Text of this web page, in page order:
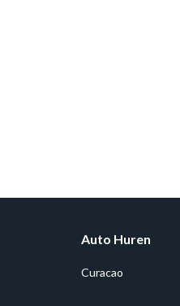
Auto Huren
Curacao